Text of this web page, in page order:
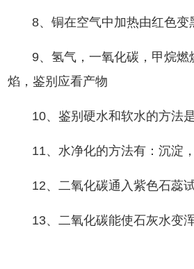
8、铜在空气中加热由红色变
9、氢气，一氧化碳，甲烷燃
焰，鉴别应看产物
10、鉴别硬水和软水的方法
11、水净化的方法有：沉淀
12、二氧化碳通入紫色石蕊
13、二氧化碳能使石灰水变